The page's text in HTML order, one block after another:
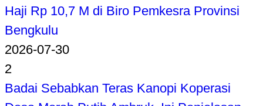
Haji Rp 10,7 M di Biro Pemkesra Provinsi
Bengkulu
2026-07-30
2
Badai Sebabkan Teras Kanopi Koperasi